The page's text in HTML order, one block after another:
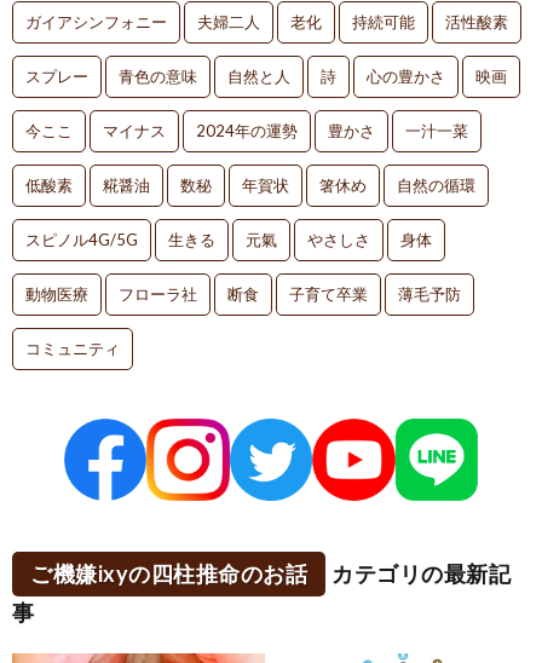
ガイアシンフォニー 夫婦二人 老化 持続可能 活性酸素
スプレー 青色の意味 自然と人 詩 心の豊かさ 映画
今ここ マイナス 2024年の運勢 豊かさ 一汁一菜
低酸素 糀醤油 数秘 年賀状 箸休め 自然の循環
スピノル4G/5G 生きる 元氣 やさしさ 身体
動物医療 フローラ社 断食 子育て卒業 薄毛予防
コミュニティ
ご機嫌ixyの四柱推命のお話
カテゴリの最新記
事